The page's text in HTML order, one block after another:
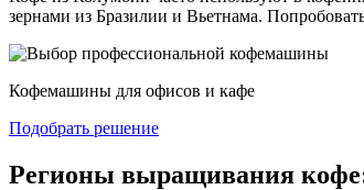
зернами из Бразилии и Вьетнама.
Кофемашины для офисов и кафе
Подобрать решение
Регионы выращивания кофе: